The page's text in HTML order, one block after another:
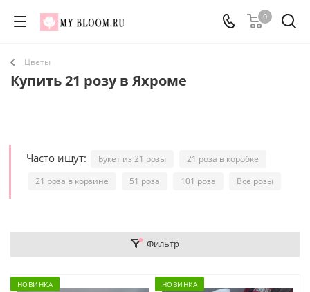
0
Цветы
Купить 21 розу в Яхроме
Часто ищут: Букет из 21 розы
21 роза в коробке
21 роза в корзине
51 роза 101 роза Все розы
Фильтр
НОВИНКА НОВИНКА